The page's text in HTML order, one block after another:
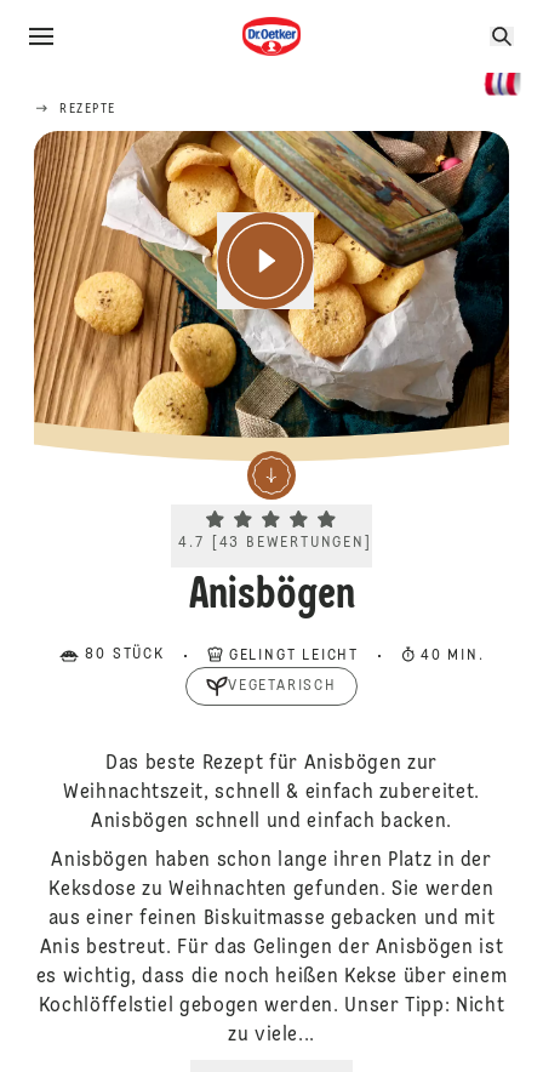
REZEPTE
Current rating 4.7. Click to rate.
4.7 43 BEWERTUNGEN
Anisbögen
80 STÜCK GELINGT LEICHT 40 MIN.
VEGETARISCH
Das beste Rezept für Anisbögen zur
Weihnachtszeit, schnell & einfach zubereitet.
Anisbögen schnell und einfach backen.
Anisbögen haben schon lange ihren Platz in der
Keksdose zu Weihnachten gefunden. Sie werden
aus einer feinen Biskuitmasse gebacken und mit
Anis bestreut. Für das Gelingen der Anisbögen ist
es wichtig, dass die noch heißen Kekse über einem
Kochlöffelstiel gebogen werden. Unser Tipp: Nicht
zu viele...